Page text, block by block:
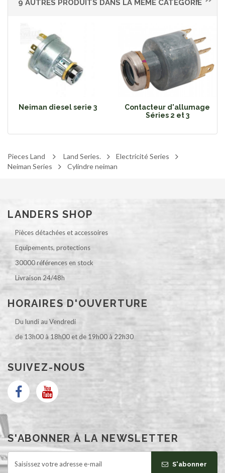
9 AUTRES PRODUITS DANS LA MÊME CATÉGORIE
Neiman diesel serie 3
Contacteur d'allumage
Séries 2 et 3
Pieces Land Land Series.
Electricité Series
Neiman Series
Cylindre neiman
LANDERS SHOP
Pièces détachées et accessoires
Equipements, protections
30000 références en stock
Livraison 24/48h
HORAIRES D'OUVERTURE
Du lundi au Vendredi
de 13h00 à 18h00 et de 19h00 à 22h30
SUIVEZ-NOUS
S'ABONNER À LA NEWSLETTER
S'abonner